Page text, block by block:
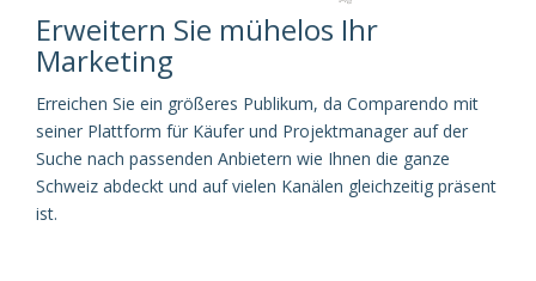
Erweitern Sie mühelos Ihr
Marketing
Erreichen Sie ein größeres Publikum, da Comparendo mit
seiner Plattform für Käufer und Projektmanager auf der
Suche nach passenden Anbietern wie Ihnen die ganze
Schweiz abdeckt und auf vielen Kanälen gleichzeitig präsent
ist.